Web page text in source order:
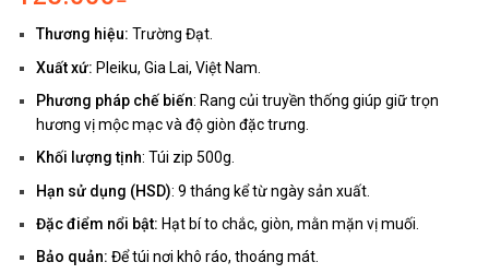
Thương hiệu: Trường Đạt.
Xuất xứ: Pleiku, Gia Lai, Việt Nam.
Phương pháp chế biến: Rang củi truyền thống giúp giữ trọn
hương vị mộc mạc và độ giòn đặc trưng.
Khối lượng tịnh: Túi zip 500g.
Hạn sử dụng (HSD): 9 tháng kể từ ngày sản xuất.
Đặc điểm nổi bật: Hạt bí to chắc, giòn, mằn mặn vị muối.
Bảo quản: Để túi nơi khô ráo, thoáng mát.